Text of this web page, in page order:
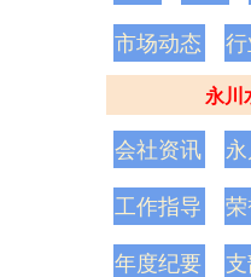
市场动态
永川
会社资讯
工作指导
年度纪要